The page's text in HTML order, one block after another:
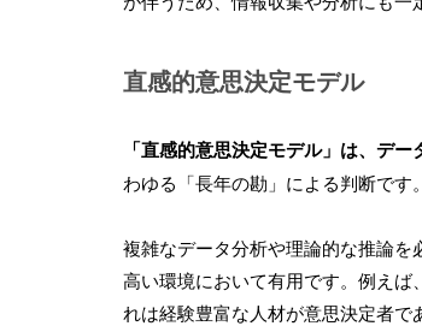
直感的意思決定モデル
「直感的意思決定モデル」は、デ
わゆる「長年の勘」による判断です。
複雑なデータ分析や理論的な推論
高い環境において有用です。例えば
れは経験豊富な人材が意思決定者で